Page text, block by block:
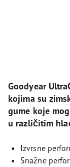
Goodyear
kojima su
gume koje
u različitim
Izvrsne
Snažne